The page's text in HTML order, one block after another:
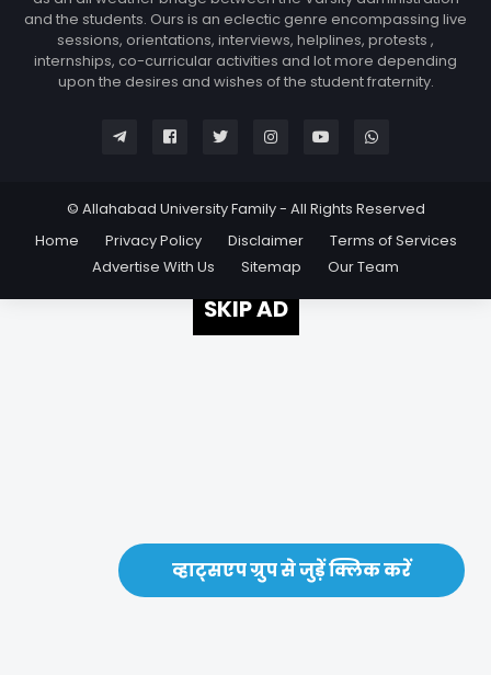
व्हाट्सएप ग्रुप से जुड़ें क्लिक करें
and the students. Ours is an eclectic genre encompassing live
sessions, orientations, interviews, helplines, protests ,
internships, co-curricular activities and lot more depending
upon the desires and wishes of the student fraternity.
© Allahabad University Family - All Rights Reserved
Home
Privacy Policy Disclaimer
Terms of Services
Advertise With Us
Sitemap Our Team
SKIP AD